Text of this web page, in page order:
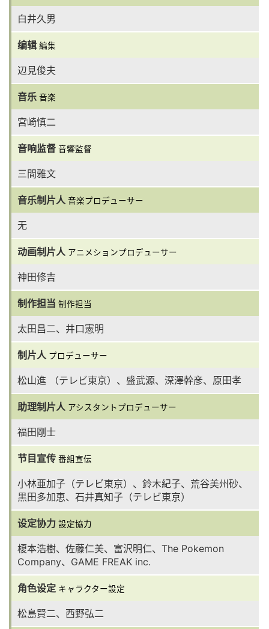
白井久男
编辑 編集
辺見俊夫
音乐 音楽
宮崎慎二
音响监督 音響監督
三間雅文
音乐制片人 音楽プロデューサー
无
动画制片人 アニメションプロデューサー
神田修吉
制作担当 制作担当
太田昌二、井口憲明
制片人 プロデューサー
松山進 （テレビ東京）、盛武源、深澤幹彦、原田孝
助理制片人 アシスタントプロデューサー
福田剛士
节目宣传 番組宣伝
小林亜加子（テレビ東京）、鈴木紀子、荒谷美州砂、
黒田多加恵、石井真知子（テレビ東京）
设定协力 設定協力
榎本浩樹、佐藤仁美、富沢明仁、The Pokemon
Company、GAME FREAK inc.
角色设定 キャラクター設定
松島賢二、西野弘二